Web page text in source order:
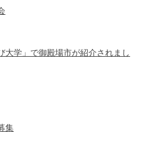
大学」で御殿場市が紹介されまし
集